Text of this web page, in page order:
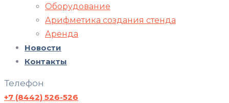
Оборудование
Арифметика создания стенда
Аренда
Новости
Контакты
Телефон
+7 (8442) 526-526